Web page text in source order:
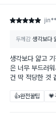
별점 5점
두께감 생각보다
생각보다 얇고
은 너무 부드러
건 딱 적당한 것
👍완전꿀팁 💗